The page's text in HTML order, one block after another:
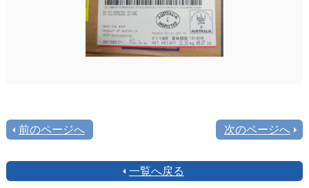
前のページへ 次のページへ
一覧へ戻る